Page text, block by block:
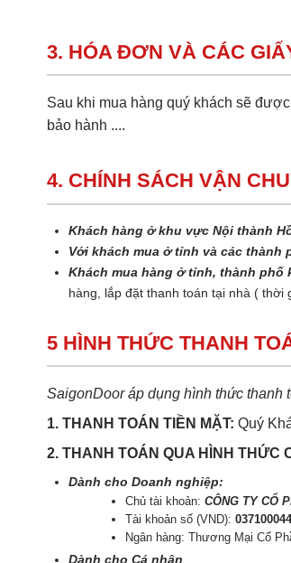
3. HÓA ĐƠN VÀ CÁC
Sau khi mua hàng quý khách sẽ
bảo hành ....
4. CHÍNH SÁCH VẬN
Khách hàng ở khu vực Nội thành
Với khách mua ở tỉnh và các thành
Khách mua hàng ở tỉnh, thành phố
hàng, lắp đặt thanh toán tại nhà ( thời
5 HÌNH THỨC THANH
SaigonDoor áp dụng hình thức thanh
1. THANH TOÁN TIỀN MẶT: Quý
2. THANH TOÁN QUA HÌNH THỨC
Dành cho Doanh nghiệp:
Chủ tài khoản:CÔNG TY CỔ
Tài khoản số (VND):
Ngân hàng: Thương Mại Cổ
Dành cho Cá nhân